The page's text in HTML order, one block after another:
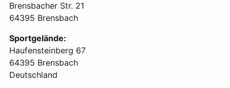
Brensbacher Str. 21
64395 Brensbach
Sportgelände:
Haufensteinberg 67
64395 Brensbach
Deutschland